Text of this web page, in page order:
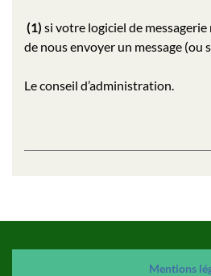
(1) si votre logiciel de
de nous envoyer un message (ou
Le conseil d’administration.
Mentions